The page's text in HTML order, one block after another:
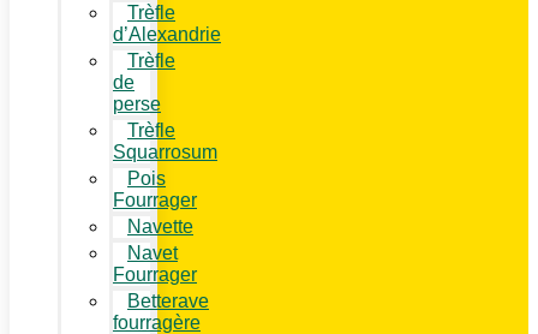
Trèfle
d’Alexandrie
Trèfle
de
perse
Trèfle
Squarrosum
Pois
Fourrager
Navette
Navet
Fourrager
Betterave
fourragère